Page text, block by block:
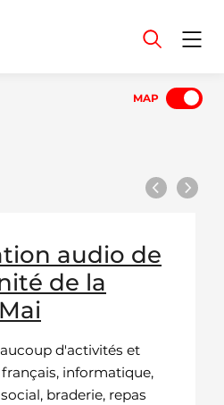
MAP
audio de
de la
d'activités et
informatique,
braderie, repas